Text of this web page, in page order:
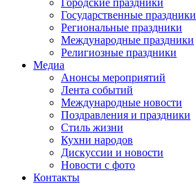
Городские праздники
Государственные праздники
Региональные праздники
Международные праздники
Религиозные праздники
Медиа
Анонсы мероприятий
Лента событий
Международные новости
Поздравления и праздники
Cтиль жизни
Кухни народов
Дискуссии и новости
Новости с фото
Контакты